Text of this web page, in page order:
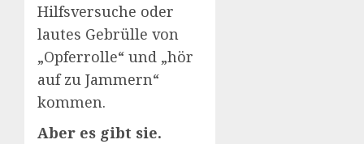
Hilfsversuche oder
lautes Gebrülle von
„Opferrolle“ und „hör
auf zu Jammern“
kommen.
Aber es gibt sie.